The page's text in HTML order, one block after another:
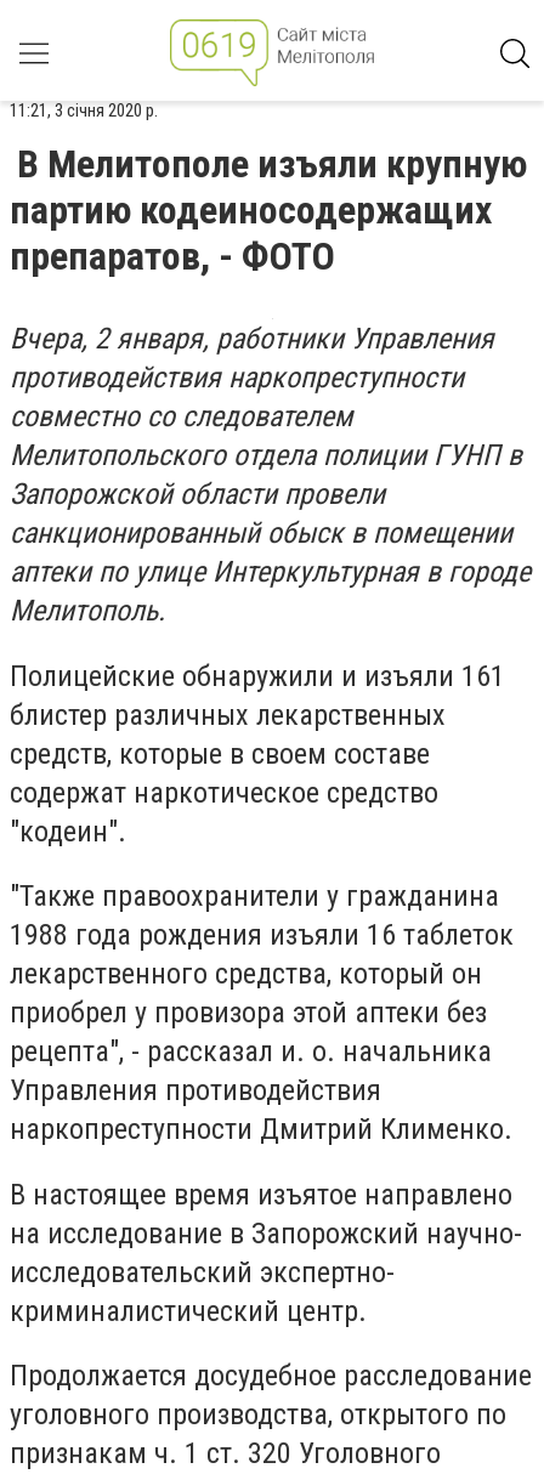
11:21, 3 січня 2020 р.
В Мелитополе изъяли крупную
партию кодеиносодержащих
препаратов, - ФОТО
Вчера, 2 января, работники Управления
противодействия наркопреступности
совместно со следователем
Мелитопольского отдела полиции ГУНП в
Запорожской области провели
санкционированный обыск в помещении
аптеки по улице Интеркультурная в городе
Мелитополь.
Полицейские обнаружили и изъяли 161
блистер различных лекарственных
средств, которые в своем составе
содержат наркотическое средство
"кодеин".
"Также правоохранители у гражданина
1988 года рождения изъяли 16 таблеток
лекарственного средства, который он
приобрел у провизора этой аптеки без
рецепта", - рассказал и. о. начальника
Управления противодействия
наркопреступности Дмитрий Клименко.
В настоящее время изъятое направлено
на исследование в Запорожский научно-
исследовательский экспертно-
криминалистический центр.
Продолжается досудебное расследование
уголовного производства, открытого по
признакам ч. 1 ст. 320 Уголовного